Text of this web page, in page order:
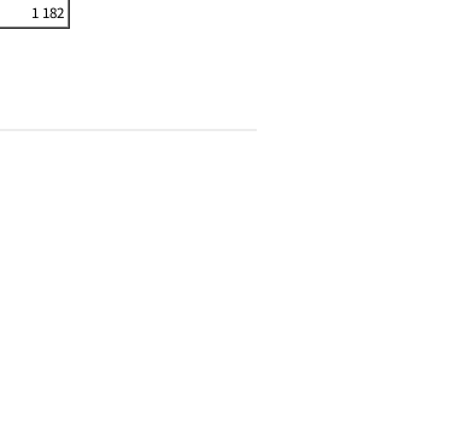
1 182